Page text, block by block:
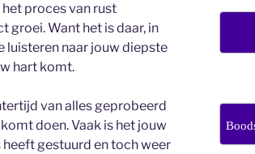
proces van rust
groei. Want het is daar, in
luisteren naar jouw diepste
hart komt.
van alles geprobeerd
doen. Vaak is het jouw
gestuurd en toch weer